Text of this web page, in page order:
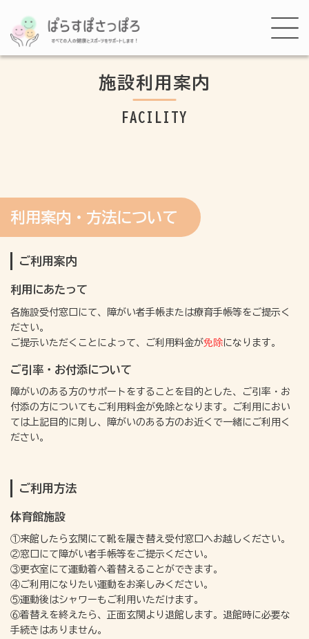
施設利用案内
FACILITY
利用案内・方法について
ご利用案内
利用にあたって
各施設受付窓口にて、障がい者手帳または療育手帳等をご提示く
ださい。
ご提示いただくことによって、ご利用料金が免除になります。
ご引率・お付添について
障がいのある方のサポートをすることを目的とした、ご引率・お
付添の方についてもご利用料金が免除となります。ご利用におい
ては上記目的に則し、障がいのある方のお近くで一緒にご利用く
ださい。
ご利用方法
体育館施設
①来館したら玄関にて靴を履き替え受付窓口へお越しください。
②窓口にて障がい者手帳等をご提示ください。
③更衣室にて運動着へ着替えることができます。
④ご利用になりたい運動をお楽しみください。
⑤運動後はシャワーもご利用いただけます。
⑥着替えを終えたら、正面玄関より退館します。退館時に必要な
手続きはありません。